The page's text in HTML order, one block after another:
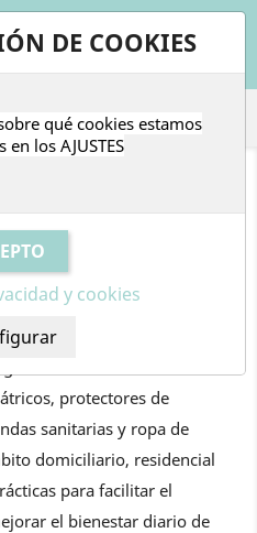

Y TEXTIL
sanitario son
la comodidad, la
mayores y
protectores de
sanitarias y ropa de
domiciliario, residencial
para facilitar el
el bienestar diario de
DE COOKIES
qué cookies estamos
en los AJUSTES
y cookies